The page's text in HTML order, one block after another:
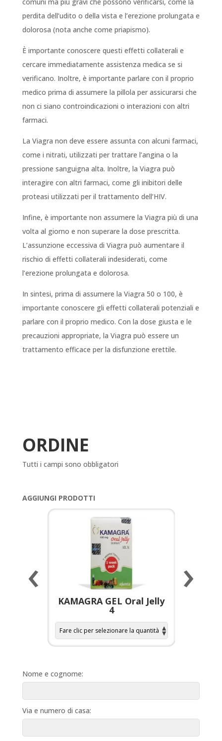
comuni ma più gravi che possono verificarsi, come la
perdita dell’udito o della vista e l’erezione prolungata e
dolorosa (nota anche come priapismo).
È importante conoscere questi effetti collaterali e
cercare immediatamente assistenza medica se si
verificano. Inoltre, è importante parlare con il proprio
medico prima di assumere la pillola per assicurarsi che
non ci siano controindicazioni o interazioni con altri
farmaci.
La Viagra non deve essere assunta con alcuni farmaci,
come i nitrati, utilizzati per trattare l’angina o la
pressione sanguigna alta. Inoltre, la Viagra può
interagire con altri farmaci, come gli inibitori delle
proteasi utilizzati per il trattamento dell’HIV.
Infine, è importante non assumere la Viagra più di una
volta al giorno e non superare la dose prescritta.
L’assunzione eccessiva di Viagra può aumentare il
rischio di effetti collaterali indesiderati, come
l’erezione prolungata e dolorosa.
In sintesi, prima di assumere la Viagra 50 o 100, è
importante conoscere gli effetti collaterali potenziali e
parlare con il proprio medico. Con la dose giusta e le
precauzioni appropriate, la Viagra può essere un
trattamento efficace per la disfunzione erettile.
ORDINE
Tutti i campi sono obbligatori
AGGIUNGI PRODOTTI
KAMAGRA GEL Oral Jelly
4
‹ ›
Nome e cognome:
Via e numero di casa: